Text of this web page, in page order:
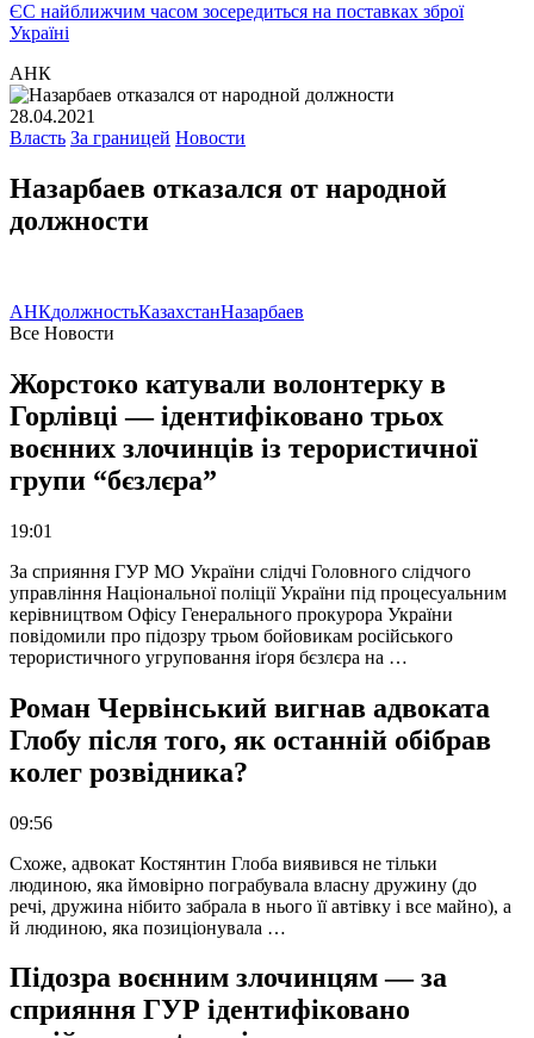
ЄС найближчим часом зосередиться на поставках зброї
Україні
АНК
28.04.2021
Власть За границей Новости
Назарбаев отказался от народной
должности
АНКдолжностьКазахстанНазарбаев
Все Новости
Жорстоко катували волонтерку в
Горлівці — ідентифіковано трьох
воєнних злочинців із терористичної
групи “бєзлєра”
19:01
За сприяння ГУР МО України слідчі Головного слідчого
управління Національної поліції України під процесуальним
керівництвом Офісу Генерального прокурора України
повідомили про підозру трьом бойовикам російського
терористичного угруповання іґоря бєзлєра на …
Роман Червінський вигнав адвоката
Глобу після того, як останній обібрав
колег розвідника?
09:56
Схоже, адвокат Костянтин Глоба виявився не тільки
людиною, яка ймовірно пограбувала власну дружину (до
речі, дружина нібито забрала в нього її автівку і все майно), а
й людиною, яка позиціонувала …
Підозра воєнним злочинцям — за
сприяння ГУР ідентифіковано